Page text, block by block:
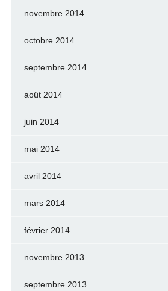
novembre 2014
octobre 2014
septembre 2014
août 2014
juin 2014
mai 2014
avril 2014
mars 2014
février 2014
novembre 2013
septembre 2013